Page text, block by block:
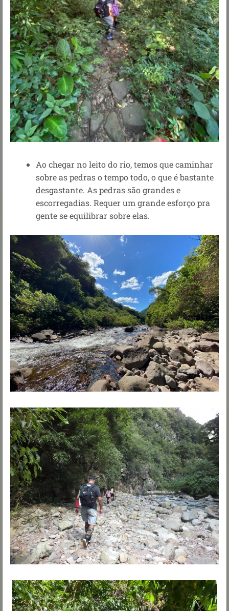
Ao chegar no leito do rio, temos que caminhar
sobre as pedras o tempo todo, o que é bastante
desgastante. As pedras são grandes e
escorregadias. Requer um grande esforço pra
gente se equilibrar sobre elas.